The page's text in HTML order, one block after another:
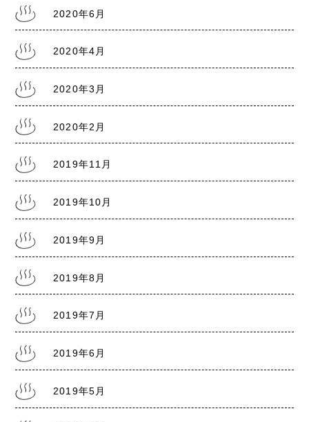
2020年6月
2020年4月
2020年3月
2020年2月
2019年11月
2019年10月
2019年9月
2019年8月
2019年7月
2019年6月
2019年5月